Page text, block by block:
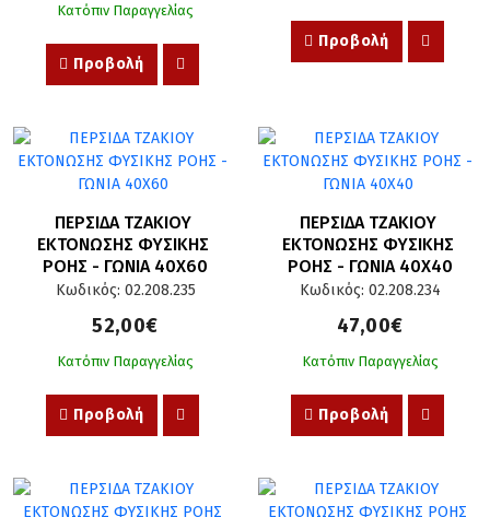
Κατόπιν Παραγγελίας
Προβολή
Προβολή
ΠΕΡΣΙΔΑ ΤΖΑΚΙΟΥ
ΕΚΤΟΝΩΣΗΣ ΦΥΣΙΚΗΣ
ΡΟΗΣ - ΓΩΝΙΑ 40X60
Κωδικός: 02.208.235
52,00€
Κατόπιν Παραγγελίας
Προβολή
ΠΕΡΣΙΔΑ ΤΖΑΚΙΟΥ
ΕΚΤΟΝΩΣΗΣ ΦΥΣΙΚΗΣ
ΡΟΗΣ - ΓΩΝΙΑ 40X40
Κωδικός: 02.208.234
47,00€
Κατόπιν Παραγγελίας
Προβολή